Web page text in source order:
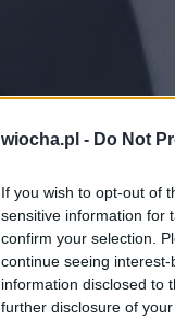
wiocha.pl - Do Not
If you wish to opt-out of
sensitive information for
confirm your selection.
continue seeing
information disclosed to
further disclosure of